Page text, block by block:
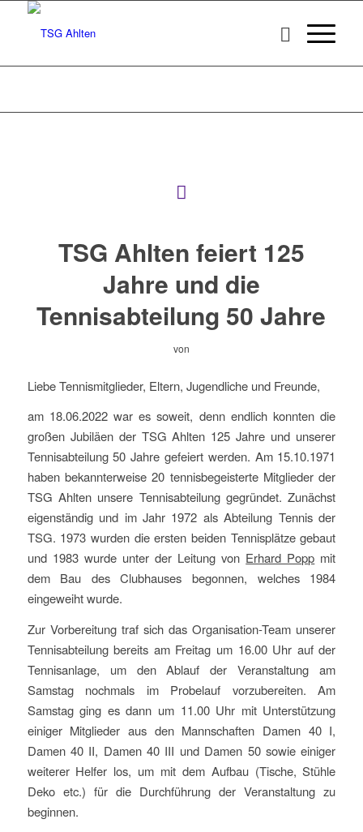
TSG Ahlten feiert 125
Jahre und die
Tennisabteilung 50 Jahre
von
Liebe Tennismitglieder, Eltern, Jugendliche und Freunde,
am 18.06.2022 war es soweit, denn endlich konnten die
großen Jubiläen der TSG Ahlten 125 Jahre und unserer
Tennisabteilung 50 Jahre gefeiert werden. Am 15.10.1971
haben bekannterweise 20 tennisbegeisterte Mitglieder der
TSG Ahlten unsere Tennisabteilung gegründet. Zunächst
eigenständig und im Jahr 1972 als Abteilung Tennis der
TSG. 1973 wurden die ersten beiden Tennisplätze gebaut
und 1983 wurde unter der Leitung von Erhard Popp mit
dem Bau des Clubhauses begonnen, welches 1984
eingeweiht wurde.
Zur Vorbereitung traf sich das Organisation-Team unserer
Tennisabteilung bereits am Freitag um 16.00 Uhr auf der
Tennisanlage, um den Ablauf der Veranstaltung am
Samstag nochmals im Probelauf vorzubereiten. Am
Samstag ging es dann um 11.00 Uhr mit Unterstützung
einiger Mitglieder aus den Mannschaften Damen 40 I,
Damen 40 II, Damen 40 III und Damen 50 sowie einiger
weiterer Helfer los, um mit dem Aufbau (Tische, Stühle
Deko etc.) für die Durchführung der Veranstaltung zu
beginnen.